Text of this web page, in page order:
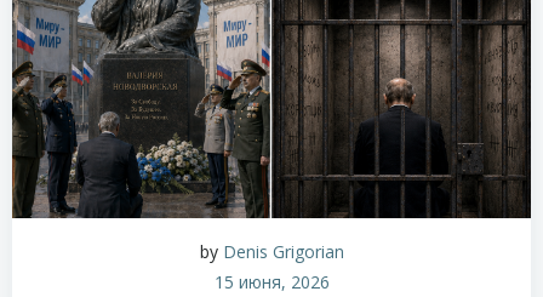
by Denis Grigorian
15 июня, 2026